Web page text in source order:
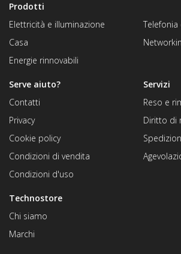
Prodotti
Elettricità e illuminazione
Casa
Energie rinnovabili
Technostore
Chi siamo
Marchi
Servizi
Reso e
Diritto di
Serve aiuto?
Contatti
Privacy
Cookie policy
Condizioni di vendita
Condizioni d'uso